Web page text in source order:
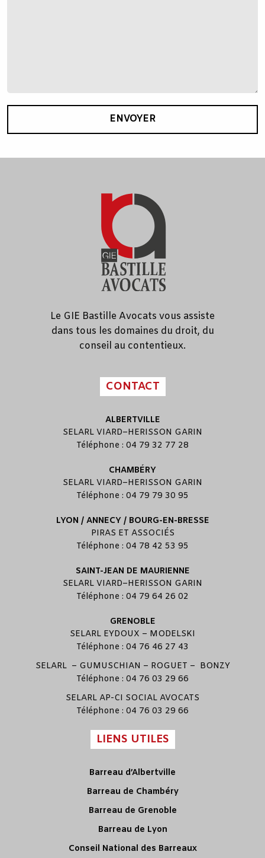
ENVOYER
Le GIE Bastille Avocats vous assiste
dans tous les domaines du droit, du
conseil au contentieux.
CONTACT
ALBERTVILLE
SELARL VIARD–HERISSON GARIN
Téléphone : 04 79 32 77 28
CHAMBÉRY
SELARL VIARD–HERISSON GARIN
Téléphone : 04 79 79 30 95
LYON / ANNECY / BOURG-EN-BRESSE
PIRAS ET ASSOCIÉS
Téléphone : 04 78 42 53 95
SAINT-JEAN DE MAURIENNE
SELARL VIARD–HERISSON GARIN
Téléphone : 04 79 64 26 02
GRENOBLE
SELARL EYDOUX – MODELSKI
Téléphone : 04 76 46 27 43
SELARL – GUMUSCHIAN – ROGUET – BONZY
Téléphone : 04 76 03 29 66
SELARL AP-CI SOCIAL AVOCATS
Téléphone : 04 76 03 29 66
LIENS UTILES
Barreau d’Albertville
Barreau de Chambéry
Barreau de Grenoble
Barreau de Lyon
Conseil National des Barreaux